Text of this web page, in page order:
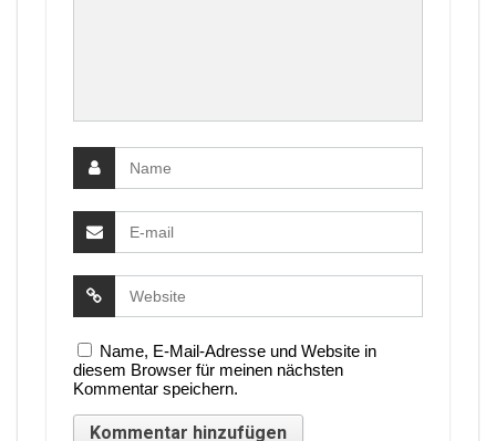
Name, E-Mail-Adresse und Website in
diesem Browser für meinen nächsten
Kommentar speichern.